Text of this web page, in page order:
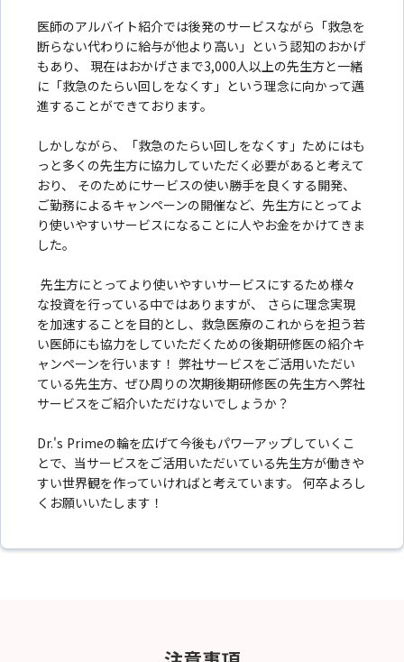
医師のアルバイト紹介では後発のサービスながら「救急を
断らない代わりに給与が他より高い」という認知のおかげ
もあり、 現在はおかげさまで3,000人以上の先生方と一緒
に「救急のたらい回しをなくす」という理念に向かって邁
進することができております。
しかしながら、「救急のたらい回しをなくす」ためにはも
っと多くの先生方に協力していただく必要があると考えて
おり、 そのためにサービスの使い勝手を良くする開発、
ご勤務によるキャンペーンの開催など、先生方にとってよ
り使いやすいサービスになることに人やお金をかけてきま
した。
先生方にとってより使いやすいサービスにするため様々
な投資を行っている中ではありますが、 さらに理念実現
を加速することを目的とし、救急医療のこれからを担う若
い医師にも協力をしていただくための後期研修医の紹介キ
ャンペーンを行います！ 弊社サービスをご活用いただい
ている先生方、ぜひ周りの次期後期研修医の先生方へ弊社
サービスをご紹介いただけないでしょうか？
Dr.'s Primeの輪を広げて今後もパワーアップしていくこ
とで、当サービスをご活用いただいている先生方が働きや
すい世界観を作っていければと考えています。 何卒よろし
くお願いいたします！